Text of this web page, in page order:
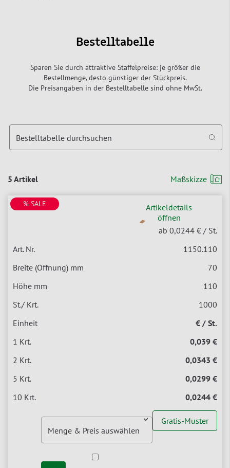
Bestelltabelle
Sparen Sie durch attraktive Staffelpreise: je größer die
Bestellmenge, desto günstiger der Stückpreis.
Die Preisangaben in der Bestelltabelle sind ohne MwSt.
5 Artikel Maßskizze
Bestelltabelle durchsuchen
Artikeldetails
öffnen
ab 0,0244 € / St.
1150.110
70
110
1000
€ / St.
0,039 €
0,0343 €
0,0299 €
0,0244 €
Gratis-Muster
% SALE